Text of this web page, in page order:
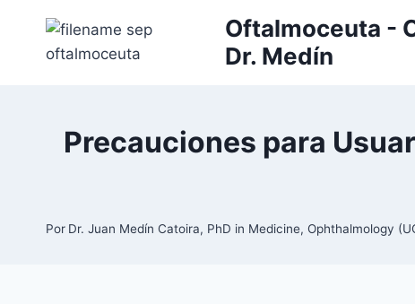
contenido
Oftalmoceuta -
Dr. Medín
Precauciones para
Por Dr. Juan Medín Catoira, PhD in Medicine, Ophthalmology